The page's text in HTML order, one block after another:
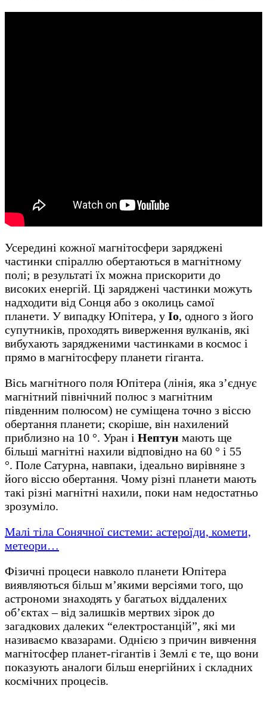
Усередині кожної магнітосфери заряджені
частинки спіраллю обертаються в магнітному
полі; в результаті їх можна прискорити до
високих енергій. Ці заряджені частинки можуть
надходити від Сонця або з околиць самої
планети. У випадку Юпітера, у Іо, одного з його
супутників, проходять виверження вулканів, які
вибухають зарядженими частинками в космос і
прямо в магнітосферу планети гіганта.
Вісь магнітного поля Юпітера (лінія, яка з’єднує
магнітний північний полюс з магнітним
південним полюсом) не суміщена точно з віссю
обертання планети; скоріше, він нахилений
приблизно на 10 °. Уран і Нептун мають ще
більші магнітні нахили відповідно на 60 ° і 55
°. Поле Сатурна, навпаки, ідеально вирівняне з
його віссю обертання. Чому різні планети мають
такі різні магнітні нахили, поки нам недостатньо
зрозуміло.
Малі тіла Сонячної системи: астероїди, комети,
метеори…
Фізичні процеси навколо планети Юпітера
виявляються більш м’якими версіями того, що
астрономи знаходять у багатьох віддалених
об’єктах – від залишків мертвих зірок до
загадкових далеких “електростанцій”, які ми
називаємо квазарами. Однією з причин вивчення
магнітосфер планет-гігантів і Землі є те, що вони
показують аналоги більш енергійних і складних
космічних процесів.